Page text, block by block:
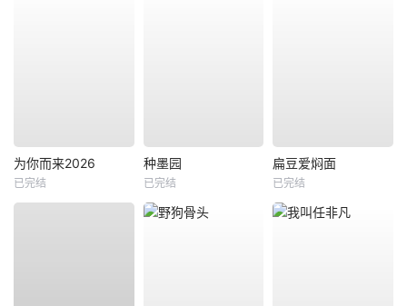
为你而来2026
已完结
种墨园
已完结
扁豆爱焖面
已完结